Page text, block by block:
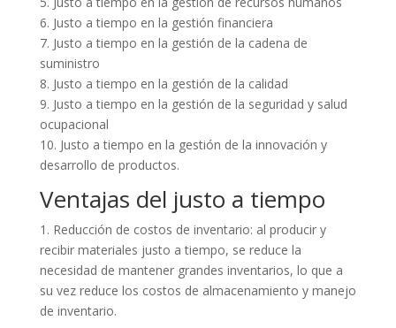
6. Justo a tiempo en la gestión financiera
7. Justo a tiempo en la gestión de la cadena de
suministro
8. Justo a tiempo en la gestión de la calidad
9. Justo a tiempo en la gestión de la seguridad y salud
ocupacional
10. Justo a tiempo en la gestión de la innovación y
desarrollo de productos.
Ventajas del justo a tiempo
1. Reducción de costos de inventario: al producir y
recibir materiales justo a tiempo, se reduce la
necesidad de mantener grandes inventarios, lo que a
su vez reduce los costos de almacenamiento y manejo
de inventario.